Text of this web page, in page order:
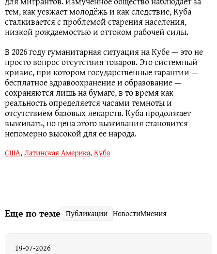
тем, как уезжает молодёжь и как следствие, Куба
сталкивается с проблемой старения населения,
низкой рождаемостью и оттоком рабочей силы.
В 2026 году гуманитарная ситуация на Кубе — это не
просто вопрос отсутствия товаров. Это системный
кризис, при котором государственные гарантии —
бесплатное здравоохранение и образование —
сохраняются лишь на бумаге, в то время как
реальность определяется часами темноты и
отсутствием базовых лекарств. Куба продолжает
выживать, но цена этого выживания становится
непомерно высокой для ее народа.
США, Латинская Америка, Куба
Еще по теме Публикации НовостиМнения
19-07-2026